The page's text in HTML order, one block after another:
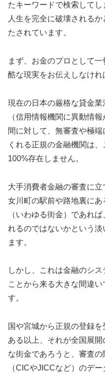
たキーワードで検索してし
人生を完全に破壊される
たされています。
まず、お金のプロとして
酷な現実をお伝えしなけれ
現在の日本の厳格な貸金
（信用情報機関に異動情
間に対して、無審査や極
くれる正規の金融機関は
100%存在しません。
大手消費者金融の審査に立
女川町の駅前や路地裏に
（いわゆる街金）であれ
れるのではないかという
ます。
しかし、これは金融のシ
ことから来る大きな間違
す。
国や宮城から正規の登録
ある以上、それが全国展
な街金であろうと、審査
（CICやJICCなど）のデ